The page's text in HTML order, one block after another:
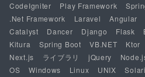
CodeIgniter
Play Framework
.Net Framework
Laravel Angular
Catalyst
Dancer Django Flask
Kitura
Spring Boot VB.NET Ktor
Next.js
ライブラリ jQuery
OS
Windows Linux UNIX